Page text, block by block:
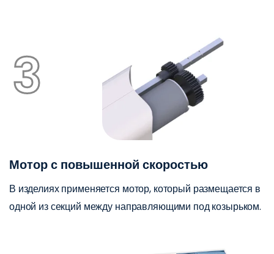
3
Мотор с повышенной скоростью
В изделиях применяется мотор, который размещается в
одной из секций между направляющими под козырьком.